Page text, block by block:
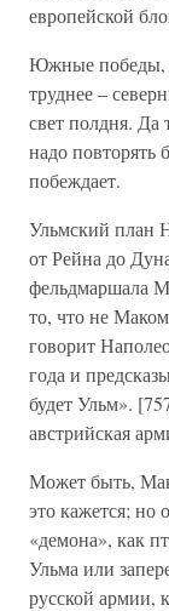
европейской
Южные победы,
труднее –
свет полдня. Да
надо повторять
побеждает.
Ульмский план
от Рейна до
фельдмаршала
то, что не
говорит
года и
будет Ульм».
австрийская
Может быть,
это кажется; но
«демона», как
Ульма или
русской армии,